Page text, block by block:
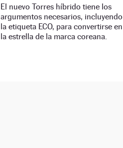
El nuevo Torres híbrido tiene los
argumentos necesarios, incluyendo
la etiqueta ECO, para convertirse en
la estrella de la marca coreana.